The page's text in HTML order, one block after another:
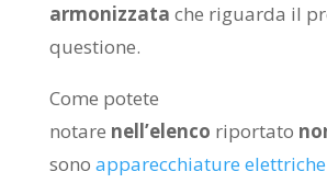
armonizzata che riguarda il
questione.
Come potete
notare nell’elenco riportato
sono apparecchiature